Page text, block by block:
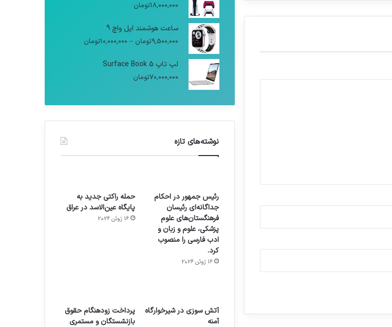
18,000,000تومان
ساعت هوشمند اپل واچ 9
9,500,000تومان –
10,000,000تومان
لپ تاپ Surface Book 5
70,000,000تومان
نوشته‌های تازه
رئیس جمهور در احکام
جداگانه‌ای رئیسان
فرهنگستان‌های علوم
پزشکی، علوم و زبان و
ادب فارسی را منصوب
کرد.
16 ژوئن 2026
حمله راکتی جدید به
پایگاه عین‌الاسد در عراق
16 ژوئن 2026
آتش سوزی در شیرخوارگاه
آمنه
پرداخت زودهنگام حقوق
بازنشستگان و مستمری